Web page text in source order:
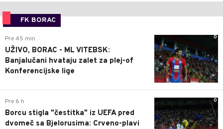
FK BORAC
0
Pre 45 min
UŽIVO, BORAC - ML VITEBSK:
Banjalučani hvataju zalet za plej-of
Konferencijske lige
0
Pre 6 h
Borcu stigla "čestitka" iz UEFA pred
dvomeč sa Bjelorusima: Crveno-plavi